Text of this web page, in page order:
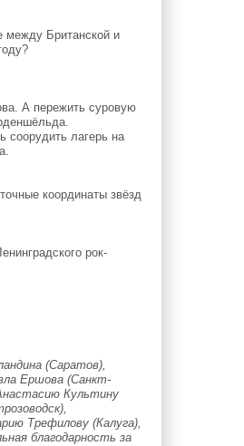
между Британской и
А пережить суровую
соорудить лагерь на
координаты звёзд
рок-
(Саратов),
Ершова (Санкт-
Культину
Трефилову (Калуга),
благодарность за